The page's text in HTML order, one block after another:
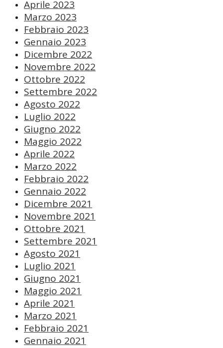
Aprile 2023
Marzo 2023
Febbraio 2023
Gennaio 2023
Dicembre 2022
Novembre 2022
Ottobre 2022
Settembre 2022
Agosto 2022
Luglio 2022
Giugno 2022
Maggio 2022
Aprile 2022
Marzo 2022
Febbraio 2022
Gennaio 2022
Dicembre 2021
Novembre 2021
Ottobre 2021
Settembre 2021
Agosto 2021
Luglio 2021
Giugno 2021
Maggio 2021
Aprile 2021
Marzo 2021
Febbraio 2021
Gennaio 2021